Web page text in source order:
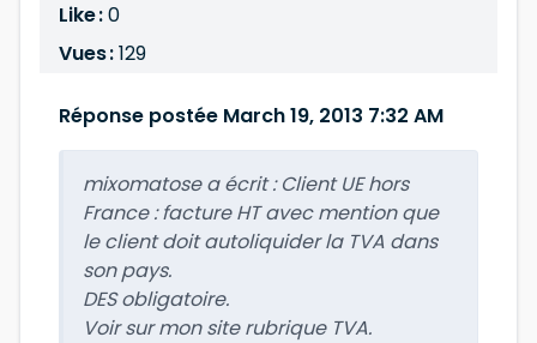
Like :0
Vues :129
Réponse postée March 19, 2013 7:32 AM
mixomatose a écrit :Client UE hors
France : facture HT avec mention que
le client doit autoliquider la TVA dans
son pays.
DES obligatoire.
Voir sur mon site rubrique TVA.